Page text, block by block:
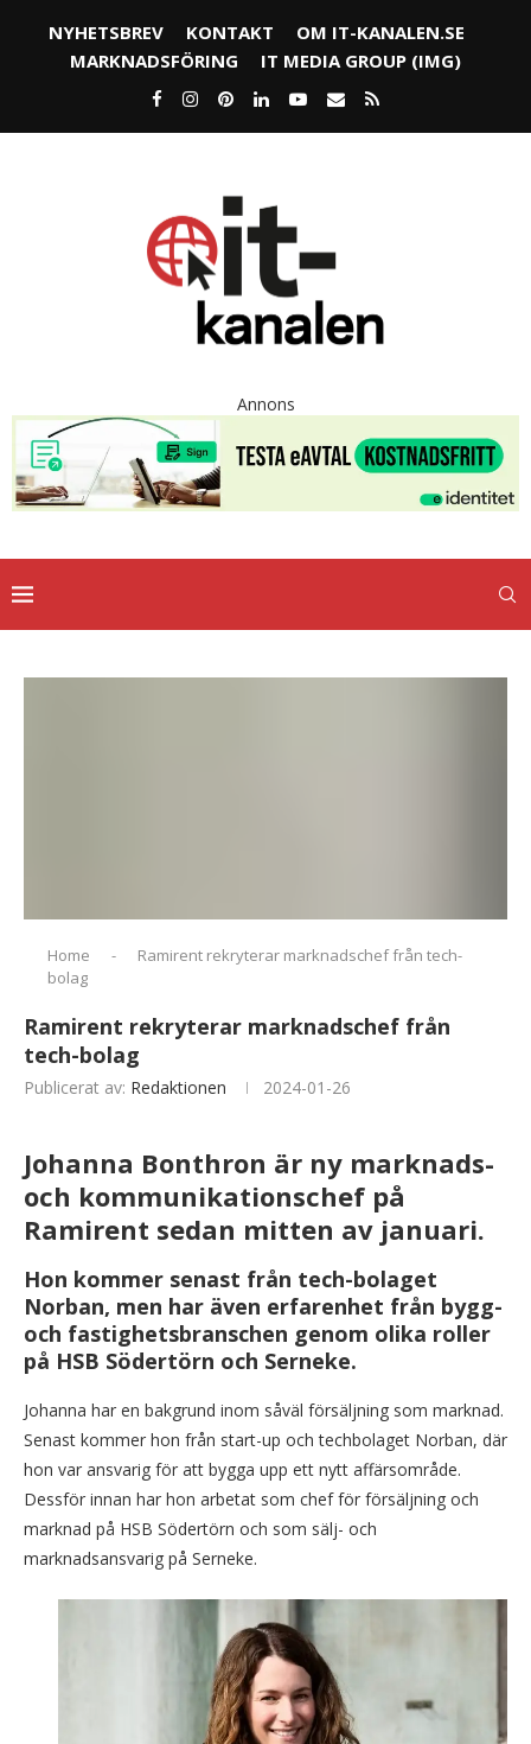
NYHETSBREV KONTAKT
OM IT-KANALEN.SE
MARKNADSFÖRING
IT MEDIA GROUP (IMG)
Annons
Home -
Ramirent rekryterar marknadschef från tech-
bolag
Ramirent rekryterar marknadschef från
tech-bolag
Publicerat av: Redaktionen 2024-01-26
Johanna Bonthron är ny marknads-
och kommunikationschef på
Ramirent sedan mitten av januari.
Hon kommer senast från tech-bolaget
Norban, men har även erfarenhet från bygg-
och fastighetsbranschen genom olika roller
på HSB Södertörn och Serneke.
Johanna har en bakgrund inom såväl försäljning som marknad.
Senast kommer hon från start-up och techbolaget Norban, där
hon var ansvarig för att bygga upp ett nytt affärsområde.
Dessför innan har hon arbetat som chef för försäljning och
marknad på HSB Södertörn och som sälj- och
marknadsansvarig på Serneke.